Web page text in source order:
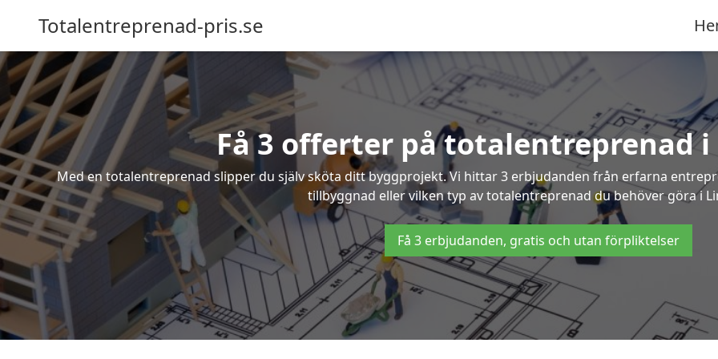
Totalentreprenad-pris.se
Få 3 offerter på totalentreprenad
Med en totalentreprenad slipper du själv sköta ditt byggprojekt. Vi hittar 3 erbjudanden från erfarna
tillbyggnad eller vilken typ av totalentreprenad du behöver göra i
Få 3 erbjudanden, gratis och utan förpliktelser